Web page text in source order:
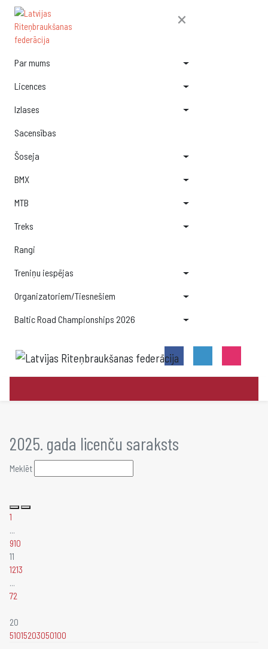
×
Par mums
Licences
Izlases
Sacensības
Šoseja
BMX
MTB
Treks
Rangi
Treniņu iespējas
Organizatoriem/Tiesnešiem
Baltic Road Championships 2026
2025. gada licenču saraksts
Meklēt
1
...
910
11
1213
...
72
20
51015203050100